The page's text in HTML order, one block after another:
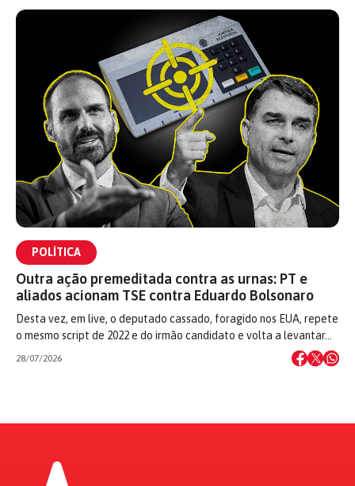
POLÍTICA
Outra ação premeditada contra as urnas: PT e
aliados acionam TSE contra Eduardo Bolsonaro
Desta vez, em live, o deputado cassado, foragido nos EUA, repete
o mesmo script de 2022 e do irmão candidato e volta a levantar…
28/07/2026